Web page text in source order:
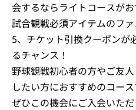
会するならライトコースがお
試合観戦必須アイテムのフ
5、チケット引換クーポンが
るチャンス！
野球観戦初心者の方やご友
したい方におすすめのコース
ぜひこの機会にご入会いた